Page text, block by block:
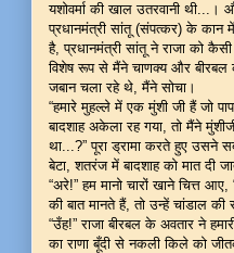
यशोवर्मा की खाल उतरवानी थी...।
प्रधानमंत्री सांतू (संपत्कर) के कान में
है, प्रधानमंत्री सांतू ने राजा को
विशेष रूप से मैंने चाणक्य और बीरबल
जबान चला रहे थे, मैंने सोचा।
“हमारे मुहल्ले में एक मुंशी जी हैं जो
बादशाह अकेला रह गया, तो मैंने
था...?” पूरा ड्रामा करते हुए उसने
बेटा, शतरंज में बादशाह को मात दी
“अरे!” हम मानो चारों खाने चित्त
की बात मानते हैं, तो उन्हें चांडाल की
“उँह!” राजा बीरबल के अवतार ने
का राणा बूँदी से नकली किले को